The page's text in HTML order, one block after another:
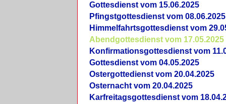
Gottesdienst vom 15.06.2025
Pfingstgottesdienst vom 08.06.2025
Himmelfahrtsgottesdienst vom
Abendgottesdienst vom 17.05.2025
Konfirmationsgottesdienst vom
Gottesdienst vom 04.05.2025
Ostergottedienst vom 20.04.2025
Osternacht vom 20.04.2025
Karfreitagsgottesdienst vom